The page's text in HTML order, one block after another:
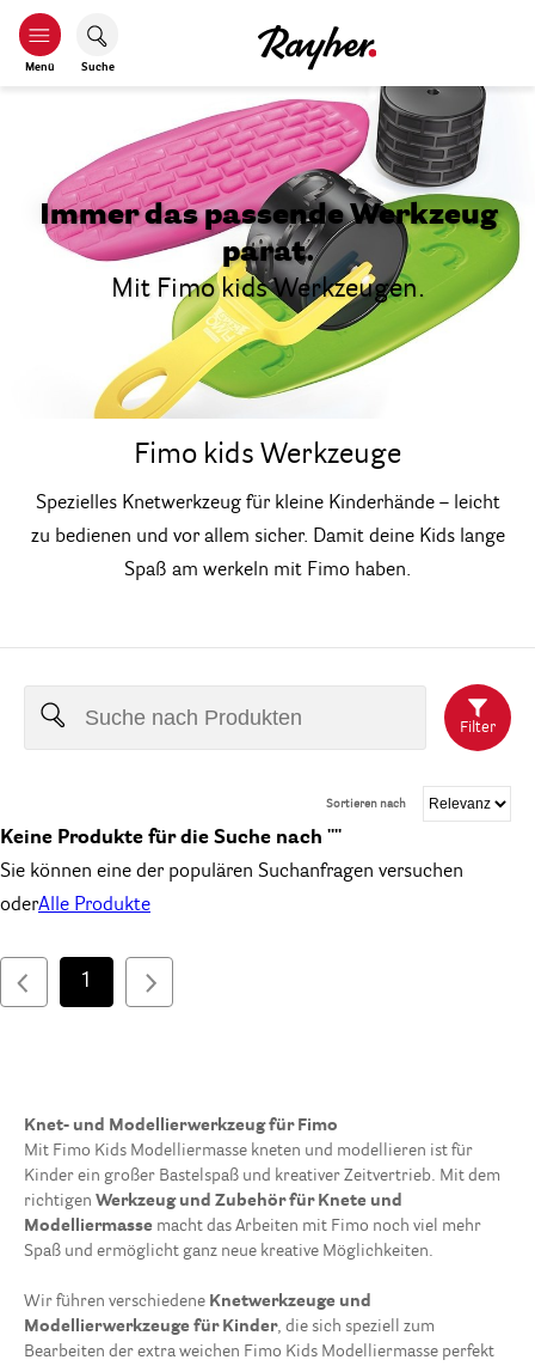
Menü Suche
Immer das passende Werkzeug
parat.
Mit Fimo kids Werkzeugen.
Fimo kids Werkzeuge
Spezielles Knetwerkzeug für kleine Kinderhände – leicht
zu bedienen und vor allem sicher. Damit deine Kids lange
Spaß am werkeln mit Fimo haben.
Filter
Sortieren nach
Keine Produkte für die Suche nach ""
Sie können eine der populären Suchanfragen versuchen
oderAlle Produkte
1
Knet- und Modellierwerkzeug für Fimo
Mit Fimo Kids Modelliermasse kneten und modellieren ist für
Kinder ein großer Bastelspaß und kreativer Zeitvertrieb. Mit dem
richtigen Werkzeug und Zubehör für Knete und
Modelliermasse macht das Arbeiten mit Fimo noch viel mehr
Spaß und ermöglicht ganz neue kreative Möglichkeiten.
Wir führen verschiedene Knetwerkzeuge und
Modellierwerkzeuge für Kinder, die sich speziell zum
Bearbeiten der extra weichen Fimo Kids Modelliermasse perfekt